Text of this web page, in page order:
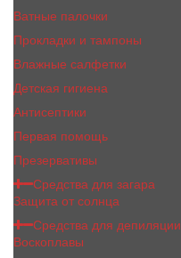
Ватные палочки
Прокладки и тампоны
Влажные салфетки
Детская гигиена
Антисептики
Первая помощь
Презервативы
Средства для загара
Защита от солнца
Средства для депиляции
Воскоплавы